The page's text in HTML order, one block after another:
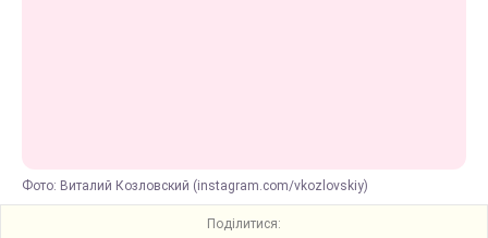
Фото: Виталий Козловский (instagram.com/vkozlovskiy)
Поділитися: